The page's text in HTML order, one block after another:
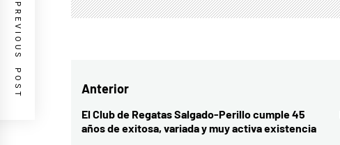
Navegación
de
Anterior
Entrada
anterior:
El Club de Regatas Salgado-Perillo cumple 45
años de exitosa, variada y muy activa existencia
PREVIOUS POST